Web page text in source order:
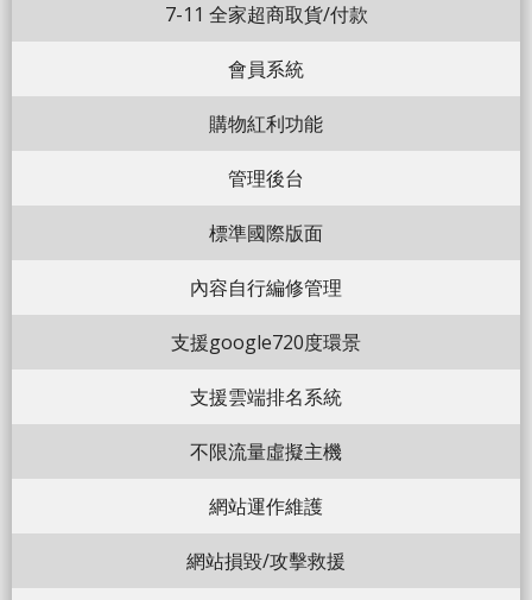
7-11 全家超商取貨/付款
會員系統
購物紅利功能
管理後台
標準國際版面
內容自行編修管理
支援google720度環景
支援雲端排名系統
不限流量虛擬主機
網站運作維護
網站損毀/攻擊救援